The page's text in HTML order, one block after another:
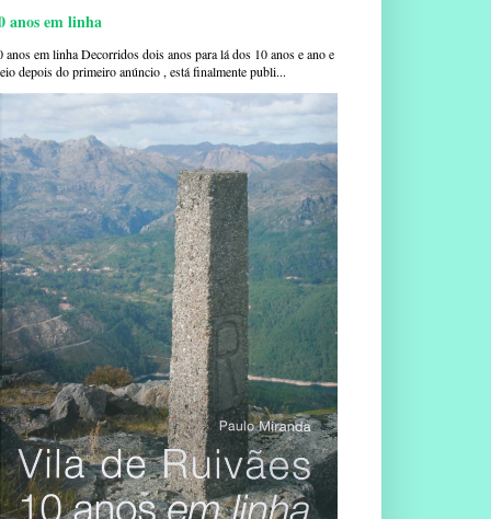
anos em linha
anos em linha Decorridos dois anos para lá dos 10 anos e ano e
depois do primeiro anúncio , está finalmente publi...